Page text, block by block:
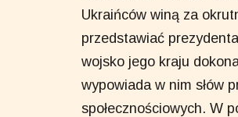
Ukraińców winą za
przedstawiać
wojsko jego kraju
wypowiada w nim słów
społecznościowych. W